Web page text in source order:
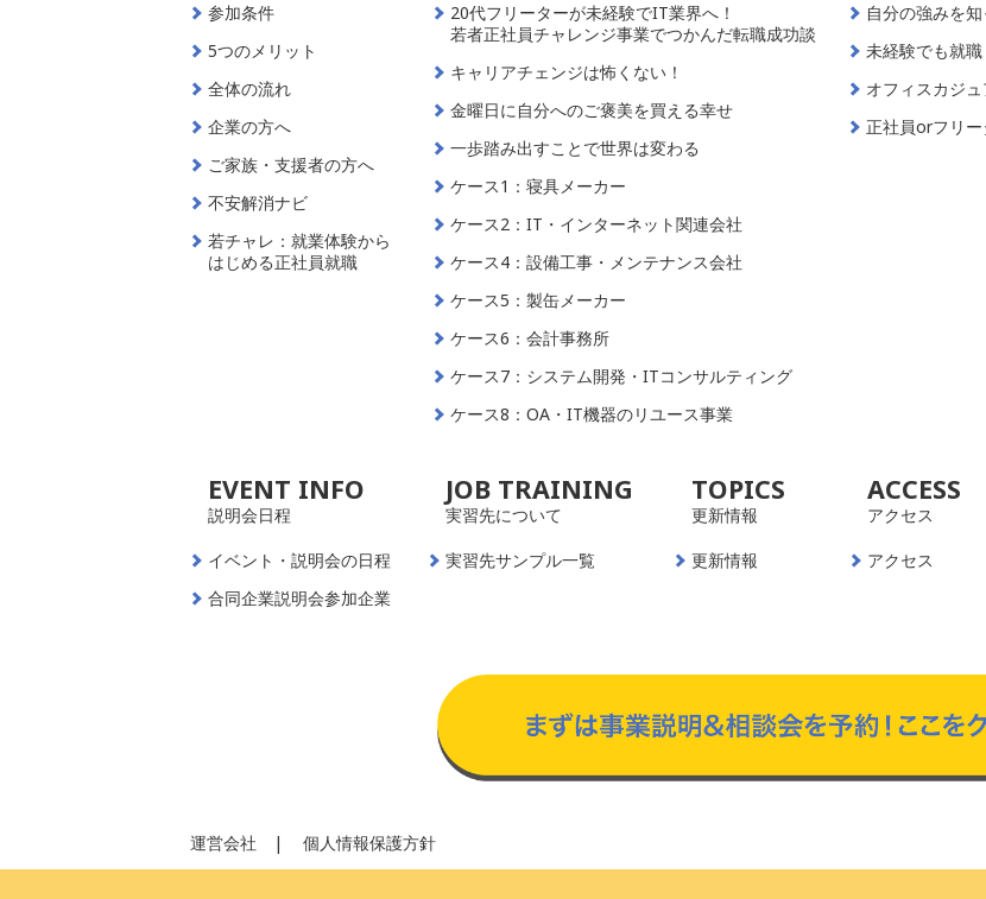
参加条件
5つのメリット
全体の流れ
企業の方へ
ご家族・支援者の方へ
不安解消ナビ
若チャレ：就業体験から
はじめる正社員就職
20代フリーターが未経験でIT業界へ！
若者正社員チャレンジ事業でつかんだ転職成功談
キャリアチェンジは怖くない！
金曜日に自分へのご褒美を買える幸せ
一歩踏み出すことで世界は変わる
ケース1：寝具メーカー
ケース2：IT・インターネット関連会社
ケース4：設備工事・メンテナンス会社
ケース5：製缶メーカー
ケース6：会計事務所
ケース7：システム開発・ITコンサルティング
ケース8：OA・IT機器のリユース事業
自分の強みを
未経験でも就
オフィスカジ
正社員orフリー
EVENT INFO
説明会日程
イベント・説明会の日程
合同企業説明会参加企業
JOB TRAINING
実習先について
実習先サンプル一覧
TOPICS
更新情報
更新情報
ACCESS
アクセス
アクセス
運営会社 個人情報保護方針